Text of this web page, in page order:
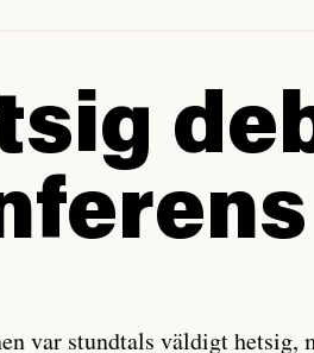
var stundtals väldigt hetsig,